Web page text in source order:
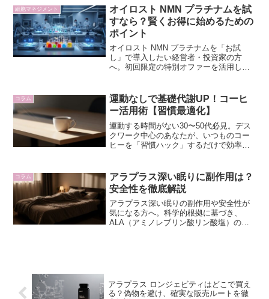
説します。
細胞マネジメント
オイロスト NMN プラチナムを試
すなら？賢くお得に始めるための
ポイント
オイロスト NMN プラチナムを「お試
し」で導入したい経営者・投資家の方
へ。初回限定の特別オファーを活用し、
涯パフォーマンスを最大化するための戦
略をお伝えします。
コラム
運動なしで基礎代謝UP！コーヒ
ー活用術【習慣最適化】
運動する時間がない30〜50代必見。デス
クワーク中心のあなたが、いつものコー
ヒーを「習慣ハック」するだけで効率的
ジカルなアプローチを提案します。
コラム
アラプラス深い眠りに副作用は？
安全性を徹底解説
アラプラス深い眠りの副作用や安全性が
気になる方へ。科学的根拠に基づき、
ALA（アミノレブリン酸リン酸塩）の安
アラプラス ロンジェビティはどこで買え
る？偽物を避け、確実な販売ルートを徹